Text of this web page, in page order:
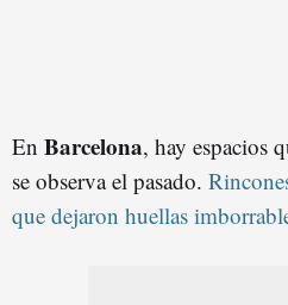
En Barcelona, hay espacios
se observa el pasado.
que dejaron huellas